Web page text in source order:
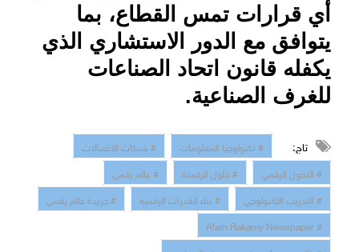
أي قرارات تمس القطاع، بما
يتوافق مع الدور الاستشاري الذي
يكفله قانون اتحاد الصناعات
للغرف الصناعية.
تاج: # تكنولوجيا المعلومات
# شبكات الاتصالات
# التحول الرقمي
# حلول الرقمنة
# عالم رقمي
# التدريب التكنولوجي
# بناء القدرات الرقمية
# جريدة عالم رقمي
# Alam Rakamy Newspaper